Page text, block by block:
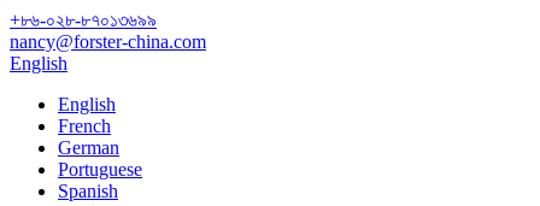
+৮৬-০২৮-৮৭০১৩৬৯৯
nancy@forster-china.com
English
English
French
German
Portuguese
Spanish